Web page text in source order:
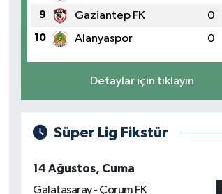
9 Gaziantep FK 0
10 Alanyaspor 0
Detaylar için tıklayın
Süper Lig Fikstür
14 Ağustos, Cuma
Galatasaray - Çorum FK